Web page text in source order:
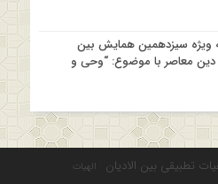
ویژه سیزدهمین همایش بین
دین معاصر با موضوع: “وحی و
تطبیقی بین الادیان الهیات